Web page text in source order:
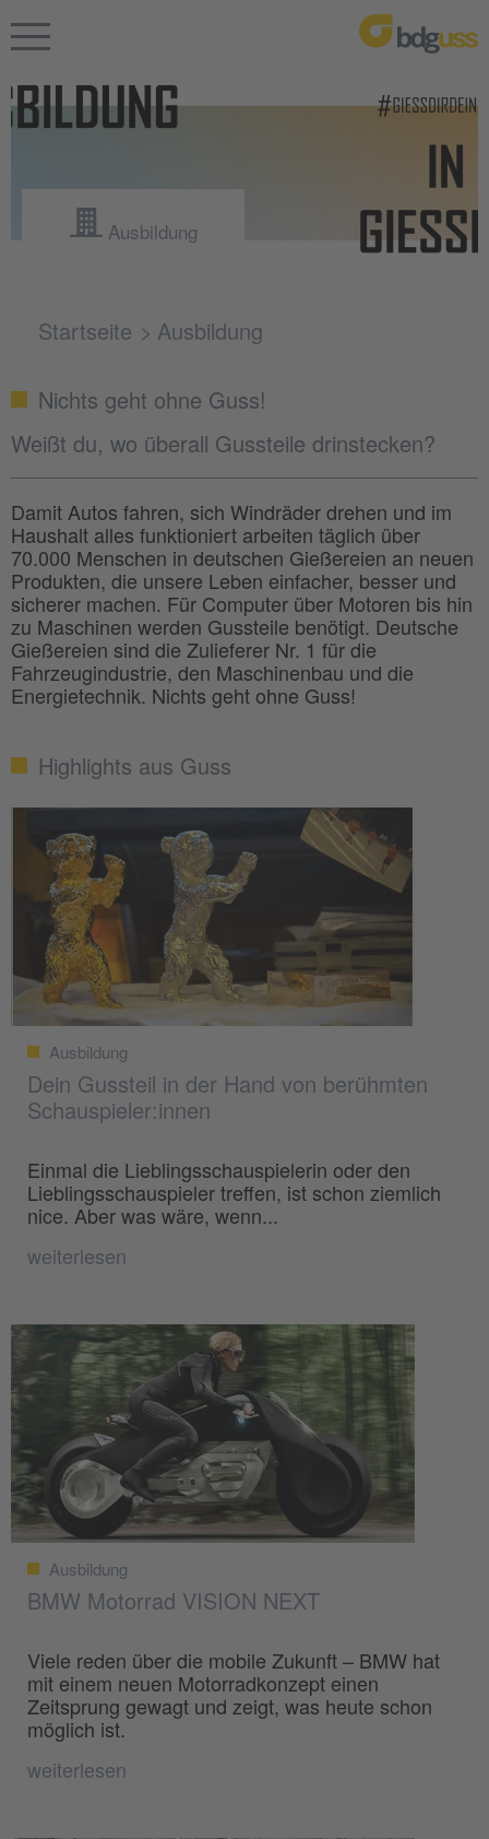
Ausbildung
Startseite Ausbildung
Nichts geht ohne Guss!
Weißt du, wo überall Gussteile drinstecken?
Damit Autos fahren, sich Windräder drehen und im
Haushalt alles funktioniert arbeiten täglich über
70.000 Menschen in deutschen Gießereien an neuen
Produkten, die unsere Leben einfacher, besser und
sicherer machen. Für Computer über Motoren bis hin
zu Maschinen werden Gussteile benötigt. Deutsche
Gießereien sind die Zulieferer Nr. 1 für die
Fahrzeugindustrie, den Maschinenbau und die
Energietechnik. Nichts geht ohne Guss!
Highlights aus Guss
Ausbildung
Dein Gussteil in der Hand von berühmten
Schauspieler:innen
Einmal die Lieblingsschauspielerin oder den
Lieblingsschauspieler treffen, ist schon ziemlich
nice. Aber was wäre, wenn...
weiterlesen
Ausbildung
BMW Motorrad VISION NEXT
Viele reden über die mobile Zukunft – BMW hat
mit einem neuen Motorradkonzept einen
Zeitsprung gewagt und zeigt, was heute schon
möglich ist.
weiterlesen